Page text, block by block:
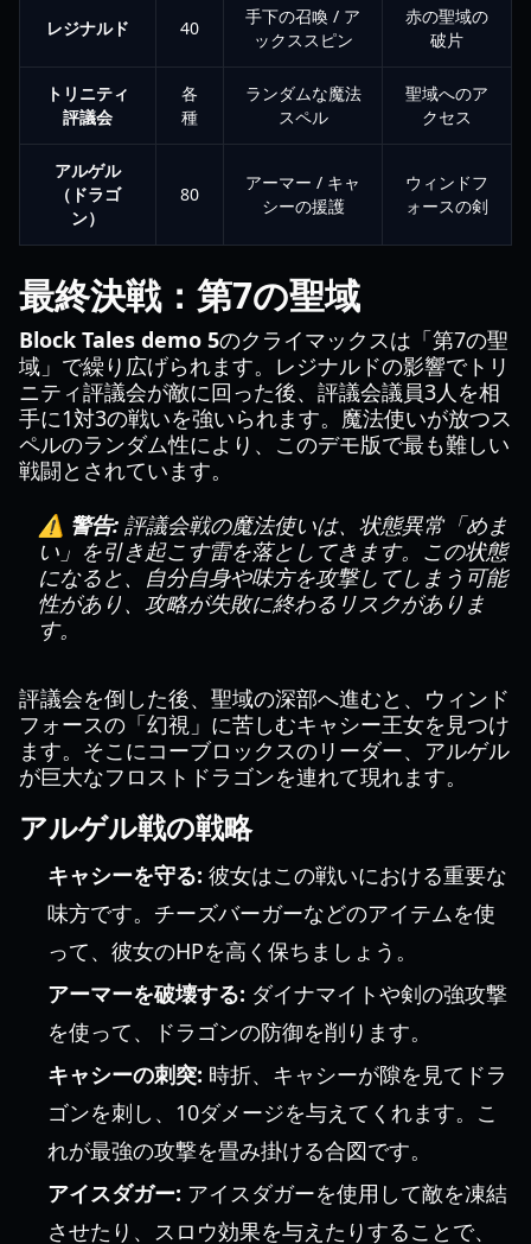
レジナルド 40
手下の召喚 / ア
ックススピン
赤の聖域の
破片
トリニティ
評議会
各
種
ランダムな魔法
スペル
聖域へのア
クセス
アルゲル
（ドラゴ
ン）
80
アーマー / キャ
シーの援護
ウィンドフ
ォースの剣
最終決戦：第7の聖域
Block Tales demo 5のクライマックスは「第7の聖
域」で繰り広げられます。レジナルドの影響でトリ
ニティ評議会が敵に回った後、評議会議員3人を相
手に1対3の戦いを強いられます。魔法使いが放つス
ペルのランダム性により、このデモ版で最も難しい
戦闘とされています。
⚠️ 警告: 評議会戦の魔法使いは、状態異常「めま
い」を引き起こす雷を落としてきます。この状態
になると、自分自身や味方を攻撃してしまう可能
性があり、攻略が失敗に終わるリスクがありま
す。
評議会を倒した後、聖域の深部へ進むと、ウィンド
フォースの「幻視」に苦しむキャシー王女を見つけ
ます。そこにコーブロックスのリーダー、アルゲル
が巨大なフロストドラゴンを連れて現れます。
アルゲル戦の戦略
キャシーを守る: 彼女はこの戦いにおける重要な
味方です。チーズバーガーなどのアイテムを使
って、彼女のHPを高く保ちましょう。
アーマーを破壊する: ダイナマイトや剣の強攻撃
を使って、ドラゴンの防御を削ります。
キャシーの刺突: 時折、キャシーが隙を見てドラ
ゴンを刺し、10ダメージを与えてくれます。こ
れが最強の攻撃を畳み掛ける合図です。
アイスダガー: アイスダガーを使用して敵を凍結
させたり、スロウ効果を与えたりすることで、